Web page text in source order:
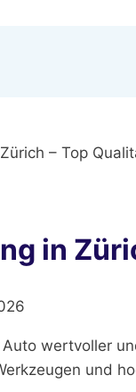
– Top
in
wertvoller
und